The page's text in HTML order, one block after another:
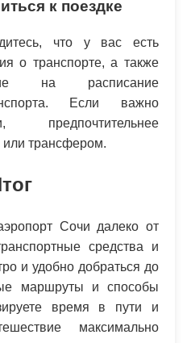
к поездке
что у вас есть
о транспорте, а также
на расписание
Если важно
предпочтительнее
или трансфером.
Сочи далеко от
средства и
и удобно добраться до
маршруты и способы
время в пути и
максимально